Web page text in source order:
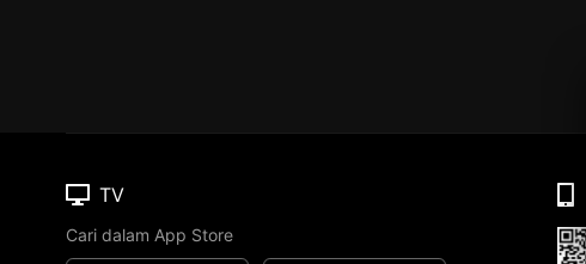
TV
Cari dalam App Store